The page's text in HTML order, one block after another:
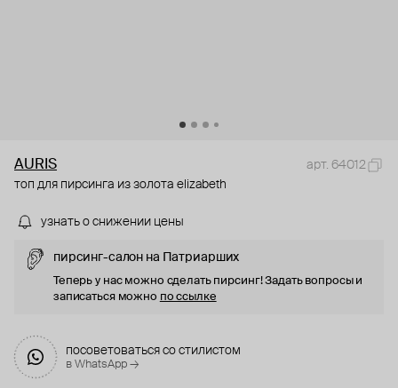
AURIS
арт. 64012
топ для пирсинга из золота elizabeth
узнать о снижении цены
пирсинг-салон на Патриарших
Теперь у нас можно сделать пирсинг! Задать вопросы и
записаться можно по ссылке
посоветоваться со стилистом
в WhatsApp →